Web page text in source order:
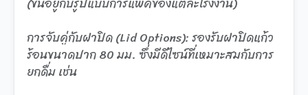
การจับคู่กับฝาปิด (Lid Options): รองรับฝาปิดแก้ว
ร้อนขนาดปาก 80 มม. ซึ่งมีดีไซน์ที่เหมาะสมกับการ
ยกดื่ม เช่น